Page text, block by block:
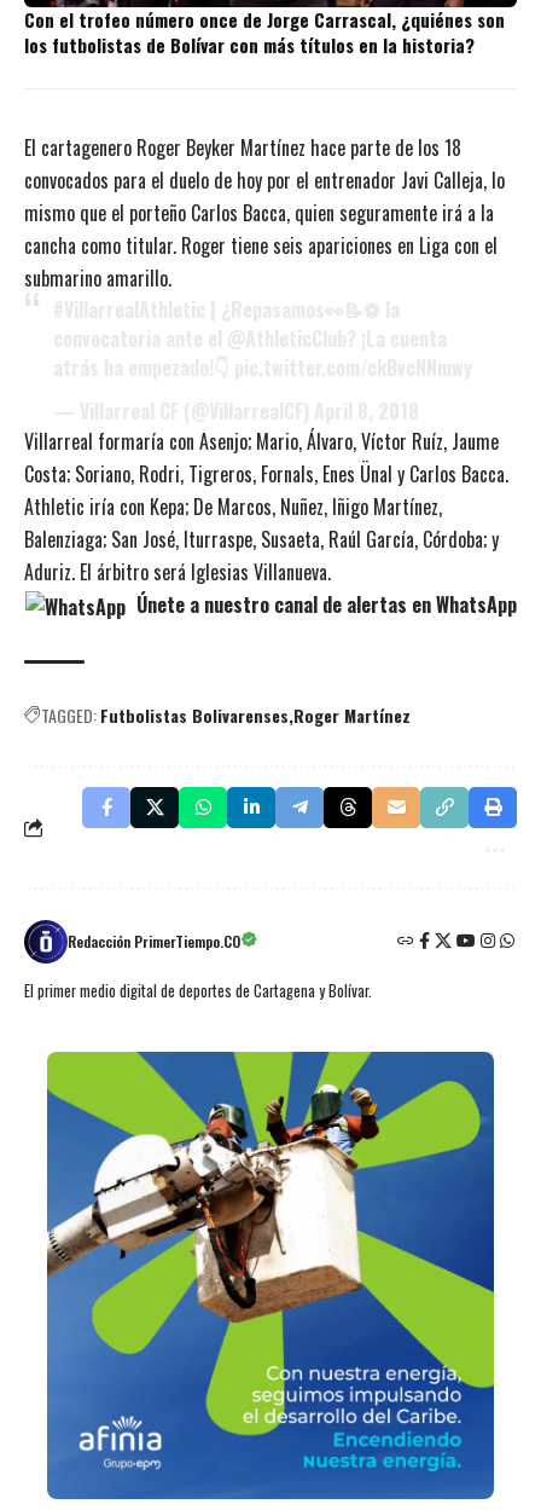
Con el trofeo número once de Jorge Carrascal, ¿quiénes son
los futbolistas de Bolívar con más títulos en la historia?
El cartagenero Roger Beyker Martínez hace parte de los 18
convocados para el duelo de hoy por el entrenador Javi Calleja, lo
mismo que el porteño Carlos Bacca, quien seguramente irá a la
cancha como titular. Roger tiene seis apariciones en Liga con el
submarino amarillo.
Villarreal formaría con Asenjo; Mario, Álvaro, Víctor Ruíz, Jaume
Costa; Soriano, Rodri, Tigreros, Fornals, Enes Ünal y Carlos Bacca.
Athletic iría con Kepa; De Marcos, Nuñez, Iñigo Martínez,
Balenziaga; San José, Iturraspe, Susaeta, Raúl García, Córdoba; y
Aduriz. El árbitro será Iglesias Villanueva.
Únete a nuestro canal de alertas en WhatsApp
TAGGED:Futbolistas Bolivarenses Roger Martínez
Redacción PrimerTiempo.CO
El primer medio digital de deportes de Cartagena y Bolívar.